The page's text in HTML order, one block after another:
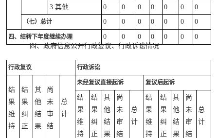
3.其他 0 0 0 0 0 0 0
（七）总计 0 0 0 0 0 0 0
四、结转下年度继续办理 0 0 0 0 0 0
0
四、政府信息公开行政复议、行政诉讼情况
行政复议 行政诉讼
结
果
维
持
结
果
纠
正
其
他
结
果
尚
未
审
结
总
计
未经复议直接起诉 复议后起诉
结
果
维
持
结
果
纠
正
其
他
结
果
尚
未
审
结
总
计
结
果
维
持
结
果
纠
正
其
他
结
果
尚
未
审
结
总
计